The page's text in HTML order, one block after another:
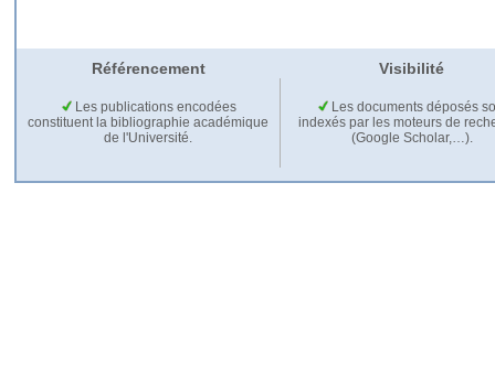
Référencement Visibilité
Les publications encodées
constituent la bibliographie académique
de l'Université.
Les documents déposés
indexés par les moteurs de
(Google Scholar,…).